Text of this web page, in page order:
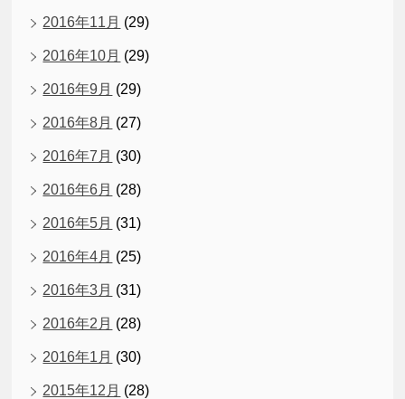
2016年11月 (29)
2016年10月 (29)
2016年9月 (29)
2016年8月 (27)
2016年7月 (30)
2016年6月 (28)
2016年5月 (31)
2016年4月 (25)
2016年3月 (31)
2016年2月 (28)
2016年1月 (30)
2015年12月 (28)